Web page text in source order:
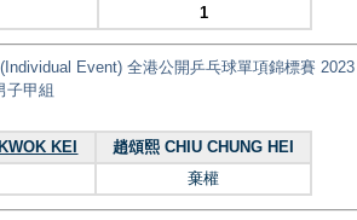
1
Event) 全港公開乒乓球單項錦標賽 2023
子甲組
KEI
趙頌熙 CHIU CHUNG HEI
棄權